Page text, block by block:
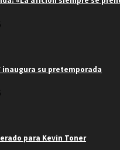
inaugura su pretemporada
para Kevin Toner